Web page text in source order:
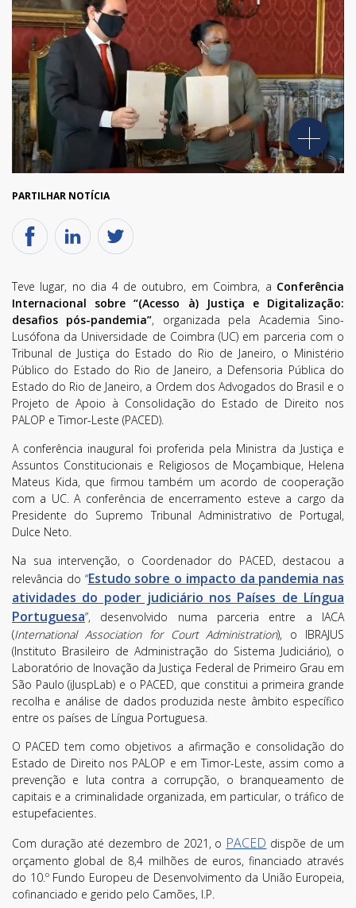
PARTILHAR NOTÍCIA
Teve lugar, no dia 4 de outubro, em Coimbra, a Conferência
Internacional sobre “(Acesso à) Justiça e Digitalização:
desafios pós-pandemia”, organizada pela Academia Sino-
Lusófona da Universidade de Coimbra (UC) em parceria com o
Tribunal de Justiça do Estado do Rio de Janeiro, o Ministério
Público do Estado do Rio de Janeiro, a Defensoria Pública do
Estado do Rio de Janeiro, a Ordem dos Advogados do Brasil e o
Projeto de Apoio à Consolidação do Estado de Direito nos
PALOP e Timor-Leste (PACED).
A conferência inaugural foi proferida pela Ministra da Justiça e
Assuntos Constitucionais e Religiosos de Moçambique, Helena
Mateus Kida, que firmou também um acordo de cooperação
com a UC. A conferência de encerramento esteve a cargo da
Presidente do Supremo Tribunal Administrativo de Portugal,
Dulce Neto.
Na sua intervenção, o Coordenador do PACED, destacou a
relevância do “Estudo sobre o impacto da pandemia nas
atividades do poder judiciário nos Países de Língua
Portuguesa”, desenvolvido numa parceria entre a IACA
(International Association for Court Administration), o IBRAJUS
(Instituto Brasileiro de Administração do Sistema Judiciário), o
Laboratório de Inovação da Justiça Federal de Primeiro Grau em
São Paulo (iJuspLab) e o PACED, que constitui a primeira grande
recolha e análise de dados produzida neste âmbito específico
entre os países de Língua Portuguesa.
O PACED tem como objetivos a afirmação e consolidação do
Estado de Direito nos PALOP e em Timor-Leste, assim como a
prevenção e luta contra a corrupção, o branqueamento de
capitais e a criminalidade organizada, em particular, o tráfico de
estupefacientes.
Com duração até dezembro de 2021, o PACED dispõe de um
orçamento global de 8,4 milhões de euros, financiado através
do 10.º Fundo Europeu de Desenvolvimento da União Europeia,
cofinanciado e gerido pelo Camões, I.P.